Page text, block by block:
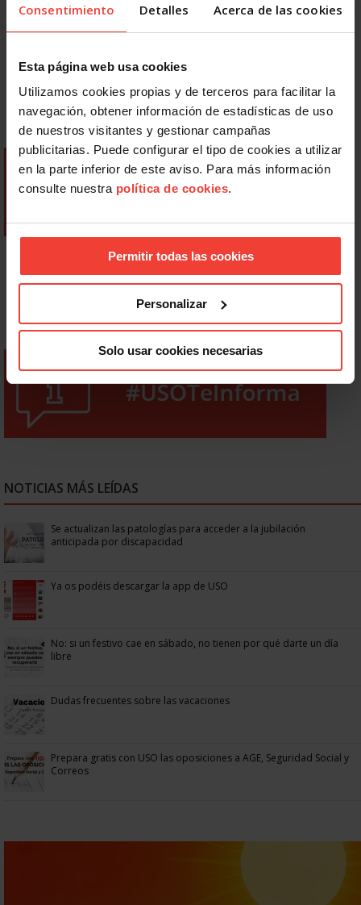
Consentimiento Detalles Acerca de las cookies
Esta página web usa cookies
Utilizamos cookies propias y de terceros para facilitar la
navegación, obtener información de estadísticas de uso
de nuestros visitantes y gestionar campañas
publicitarias. Puede configurar el tipo de cookies a utilizar
en la parte inferior de este aviso. Para más información
consulte nuestra política de cookies.
Permitir todas las cookies
Personalizar
Solo usar cookies necesarias
NOTICIAS MÁS LEÍDAS
Se actualizan las patologías para acceder a la jubilación
anticipada por discapacidad
Ya os podéis descargar la app de USO
No: si un festivo cae en sábado, no tienen por qué darte un día
libre
Dudas frecuentes sobre las vacaciones
Prepara gratis con USO las oposiciones a AGE, Seguridad Social y
Correos